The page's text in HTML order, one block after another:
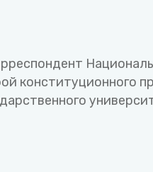
конституционного